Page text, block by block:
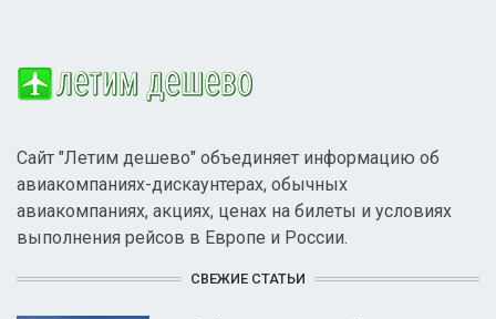
Сайт "Летим дешево" объединяет информацию об
авиакомпаниях-дискаунтерах, обычных
авиакомпаниях, акциях, ценах на билеты и условиях
выполнения рейсов в Европе и России.
СВЕЖИЕ СТАТЬИ